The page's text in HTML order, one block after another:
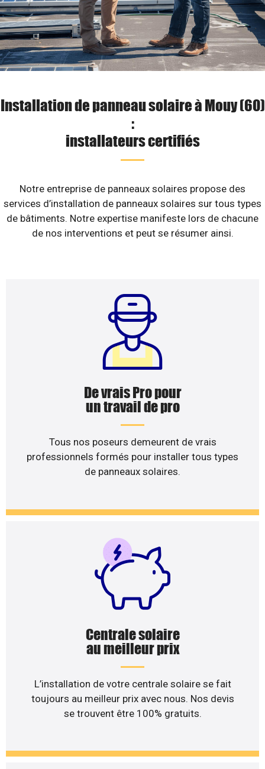
Installation de panneau solaire à Mouy (60)
:
installateurs certifiés
Notre entreprise de panneaux solaires propose des
services d’installation de panneaux solaires sur tous types
de bâtiments. Notre expertise manifeste lors de chacune
de nos interventions et peut se résumer ainsi.
De vrais Pro pour
un travail de pro
Tous nos poseurs demeurent de vrais
professionnels formés pour installer tous types
de panneaux solaires.
Centrale solaire
au meilleur prix
L’installation de votre centrale solaire se fait
toujours au meilleur prix avec nous. Nos devis
se trouvent être 100% gratuits.